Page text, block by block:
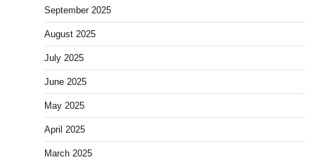
September 2025
August 2025
July 2025
June 2025
May 2025
April 2025
March 2025